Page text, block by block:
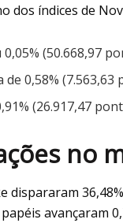
dos índices de
(50.668,97
de 0,58% (7.563,63
(26.917,47
no
dispararam
avançaram